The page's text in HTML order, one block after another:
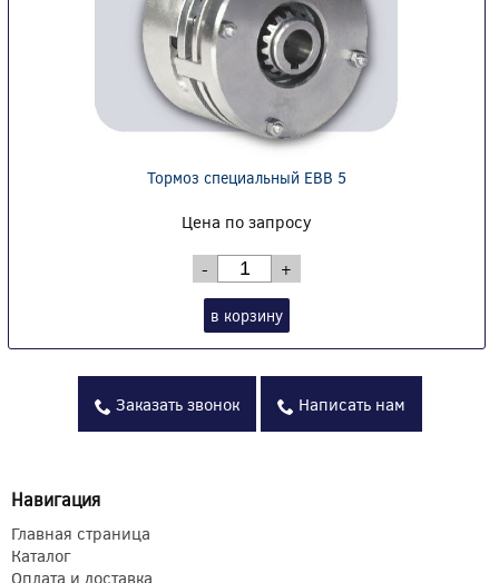
Тормоз специальный EBB 5
Цена по запросу
- +
в корзину
Заказать звонок Написать нам
Навигация
Главная страница
Каталог
Оплата и доставка